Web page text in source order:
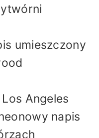
umieszczony
Angeles
napis